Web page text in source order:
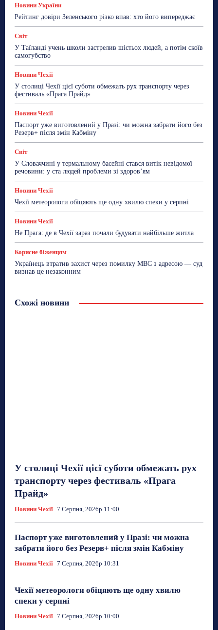
Новини Чехії
Сад та город
ТехноМанія
Топ-новини Фоторепортаж
Новини України
Рейтинг довіри Зеленського різко впав: хто його випереджає
Світ
У Таїланді учень школи застрелив шістьох людей, а потім скоїв
самогубство
Новини Чехії
У столиці Чехії цієї суботи обмежать рух транспорту через
фестиваль «Прага Прайд»
Новини Чехії
Паспорт уже виготовлений у Празі: чи можна забрати його без
Резерв+ після змін Кабміну
Світ
У Словаччині у термальному басейні стався витік невідомої
речовини: у ста людей проблеми зі здоров’ям
Новини Чехії
Чехії метеорологи обіцяють ще одну хвилю спеки у серпні
Новини Чехії
Не Прага: де в Чехії зараз почали будувати найбільше житла
Корисне біженцям
Українець втратив захист через помилку МВС з адресою — суд
визнав це незаконним
Схожі новини
У столиці Чехії цієї суботи обмежать рух
транспорту через фестиваль «Прага
Прайд»
Новини Чехії 7 Серпня, 2026р 11:00
Паспорт уже виготовлений у Празі: чи можна
забрати його без Резерв+ після змін Кабміну
Новини Чехії 7 Серпня, 2026р 10:31
Чехії метеорологи обіцяють ще одну хвилю
спеки у серпні
Новини Чехії 7 Серпня, 2026р 10:00